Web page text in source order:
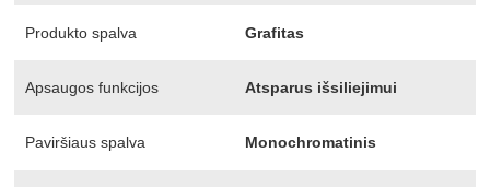
Produkto spalva Grafitas
Apsaugos funkcijos Atsparus išsiliejimui
Paviršiaus spalva Monochromatinis